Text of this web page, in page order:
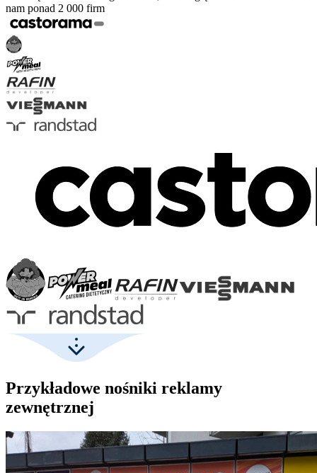
nam ponad 2 000 firm
Przykładowe nośniki reklamy
zewnętrznej